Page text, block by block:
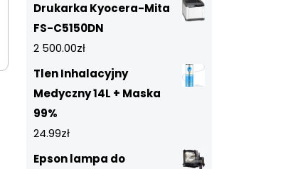
Drukarka Kyocera-Mita
FS-C5150DN
2 500.00zł
Tlen Inhalacyjny
Medyczny 14L + Maska
99%
24.99zł
Epson lampa do